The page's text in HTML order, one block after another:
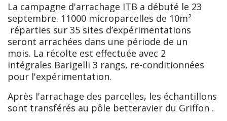
La campagne d'arrachage ITB a débuté le 23
septembre. 11000 microparcelles de 10m²
réparties sur 35 sites d’expérimentations
seront arrachées dans une période de un
mois. La récolte est effectuée avec 2
intégrales Barigelli 3 rangs, re-conditionnées
pour l'expérimentation.
Après l'arrachage des parcelles, les échantillons
sont transférés au pôle betteravier du Griffon .